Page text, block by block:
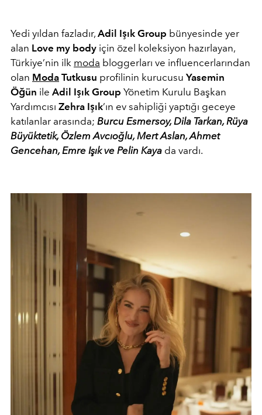
Yedi yıldan fazladır, Adil Işık Group bünyesinde yer
alan Love my body için özel koleksiyon hazırlayan,
Türkiye’nin ilk moda bloggerları ve influencerlarından
olan Moda Tutkusu profilinin kurucusu Yasemin
Öğün ile Adil Işık Group Yönetim Kurulu Başkan
Yardımcısı Zehra Işık’ın ev sahipliği yaptığı geceye
katılanlar arasında; Burcu Esmersoy, Dila Tarkan, Rüya
Büyüktetik, Özlem Avcıoğlu, Mert Aslan, Ahmet
Gencehan, Emre Işık ve Pelin Kaya da vardı.